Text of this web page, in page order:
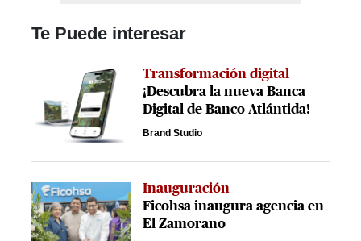
Te Puede interesar
Transformación digital
¡Descubra la nueva Banca
Digital de Banco Atlántida!
Brand Studio
Inauguración
Ficohsa inaugura agencia en
El Zamorano